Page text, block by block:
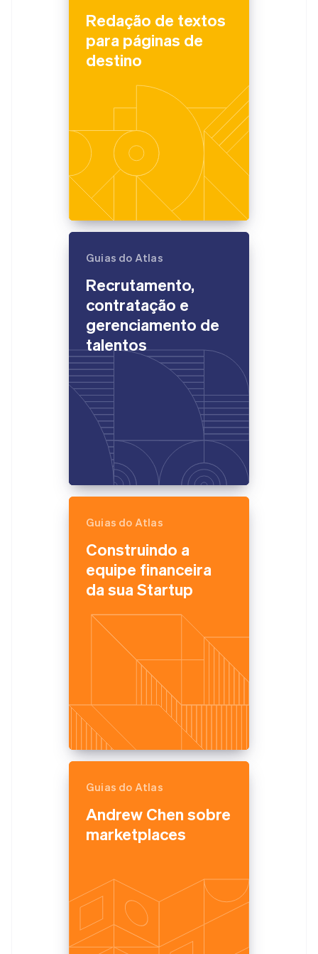
Redação de textos
para páginas de
destino
Guias do Atlas
Recrutamento,
contratação e
gerenciamento de
talentos
Guias do Atlas
Construindo a
equipe financeira
da sua Startup
Guias do Atlas
Andrew Chen sobre
marketplaces